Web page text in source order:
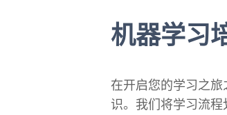
机器学习
在开启您的学习之
识。我们将学习流